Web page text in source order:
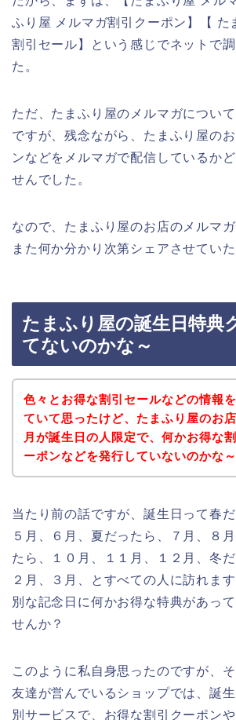
ふり屋 メルマガ割引クーポン】【 た
割引セール】という感じでネットで
た。
ただ、たまふり屋のメルマガについ
ですが、残念ながら、たまふり屋の
ンなどをメルマガで配信しているか
せんでした。
なので、たまふり屋のお店のメルマ
また何か分かり次第シェアさせてい
たまふり屋の誕生日特典
てないのかな～
色々とお得な割引セールなどの情報
ていて思ったけど、たまふり屋のお
月が誕生日の人限定で、何かお得な
ーポンなどを発行していないのかな～
当たり前の話ですが、誕生日って春だ
５月、６月、夏だったら、７月、８
たら、１０月、１１月、１２月、冬だ
２月、３月、とすべての人に訪れま
別な記念日に何かお得な特典があっ
せんか？
このように私自身思ったのですが、
友達が営んでいるショップでは、誕
別サービスで、お得な割引クーポン